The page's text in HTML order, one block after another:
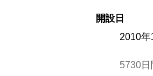
開設日
2010年
5730日